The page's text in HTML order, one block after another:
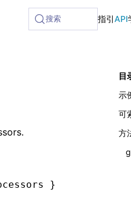
at /next/zh/llms-
搜索 指引API
.
}
目
示
可
方